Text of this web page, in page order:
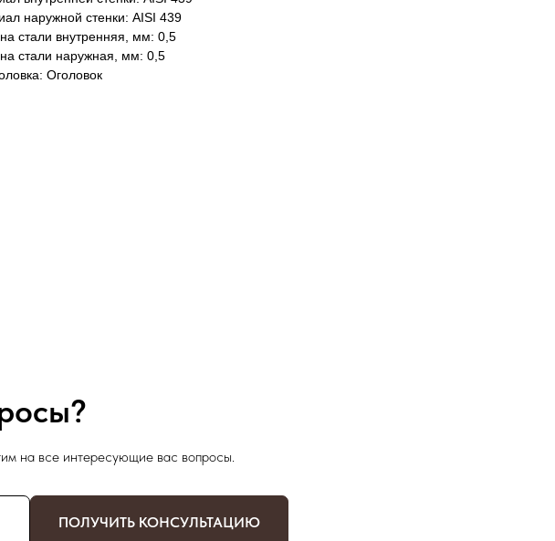
наружной стенки: AISI 439
стали внутренняя, мм: 0,5
стали наружная, мм: 0,5
Оголовок
на все интересующие вас вопросы.
ПОЛУЧИТЬ КОНСУЛЬТАЦИЮ